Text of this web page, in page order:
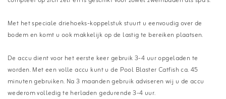
Met het speciale driehoeks-koppelstuk stuurt u eenvoudig over de
bodem en komt u ook makkelijk op de lastig te bereiken plaatsen.
De accu dient voor het eerste keer gebruik 3-4 uur opgeladen te
worden. Met een volle accu kunt u de Pool Blaster Catfish ca. 45
minuten gebruiken. Na 3 maanden gebruik adviseren wij u de accu
wederom volledig te herladen gedurende 3-4 uur.